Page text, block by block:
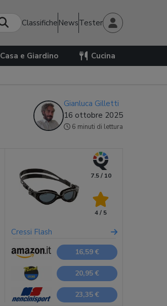
Classifiche NewsTester
Casa e Giardino Cucina
Gianluca Gilletti
16 ottobre 2025
6 minuti di lettura
7.5 / 10
4 / 5
Cressi Flash
16,59 €
20,95 €
23,35 €